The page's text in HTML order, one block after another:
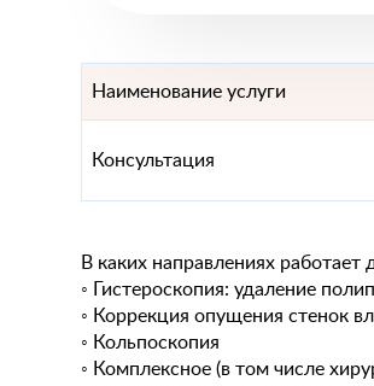
Наименование услуги
Консультация
В каких направлениях работает
◦ Гистероскопия: удаление
◦ Коррекция опущения стенок
◦ Кольпоскопия
◦ Комплексное (в том числе